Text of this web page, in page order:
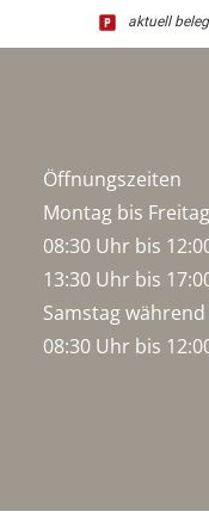
aktuell
Öffnungszeiten
Montag bis
08:30 Uhr bis
13:30 Uhr bis
Samstag
08:30 Uhr bis